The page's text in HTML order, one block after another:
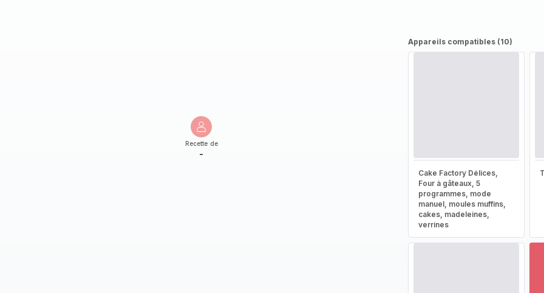
Recette de
-
Appareils compatibles (10)
Cake Factory Délices,
Four à gâteaux, 5
programmes, mode
manuel, moules muffins,
cakes, madeleines,
verrines